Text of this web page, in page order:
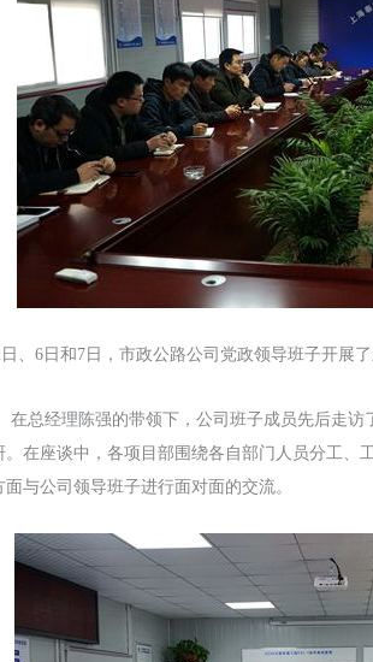
、6日 和 7日， 市政公路公司 党政领导班子开展
总经理 陈强的带领下， 公司班子成员先后走访
。 在座谈中，各项目部围绕各自部门人员分工、
面与公司领导班子进行面对面的交流。